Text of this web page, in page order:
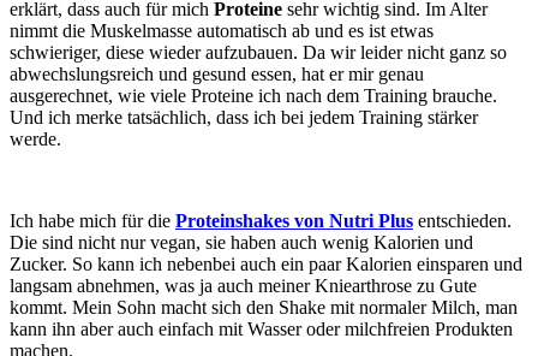
erklärt, dass auch für mich Proteine sehr wichtig sind. Im Alter
nimmt die Muskelmasse automatisch ab und es ist etwas
schwieriger, diese wieder aufzubauen. Da wir leider nicht ganz so
abwechslungsreich und gesund essen, hat er mir genau
ausgerechnet, wie viele Proteine ich nach dem Training brauche.
Und ich merke tatsächlich, dass ich bei jedem Training stärker
werde.
Ich habe mich für die Proteinshakes von Nutri Plus entschieden.
Die sind nicht nur vegan, sie haben auch wenig Kalorien und
Zucker. So kann ich nebenbei auch ein paar Kalorien einsparen und
langsam abnehmen, was ja auch meiner Kniearthrose zu Gute
kommt. Mein Sohn macht sich den Shake mit normaler Milch, man
kann ihn aber auch einfach mit Wasser oder milchfreien Produkten
machen.